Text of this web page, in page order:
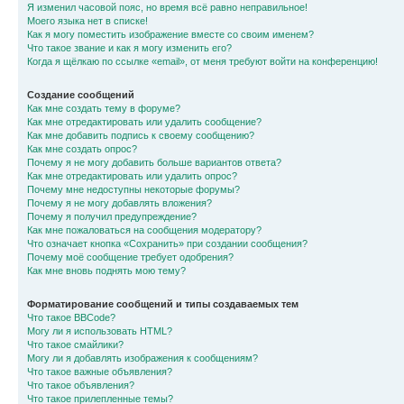
Я изменил часовой пояс, но время всё равно неправильное!
Моего языка нет в списке!
Как я могу поместить изображение вместе со своим именем?
Что такое звание и как я могу изменить его?
Когда я щёлкаю по ссылке «email», от меня требуют войти на конференцию!
Создание сообщений
Как мне создать тему в форуме?
Как мне отредактировать или удалить сообщение?
Как мне добавить подпись к своему сообщению?
Как мне создать опрос?
Почему я не могу добавить больше вариантов ответа?
Как мне отредактировать или удалить опрос?
Почему мне недоступны некоторые форумы?
Почему я не могу добавлять вложения?
Почему я получил предупреждение?
Как мне пожаловаться на сообщения модератору?
Что означает кнопка «Сохранить» при создании сообщения?
Почему моё сообщение требует одобрения?
Как мне вновь поднять мою тему?
Форматирование сообщений и типы создаваемых тем
Что такое BBCode?
Могу ли я использовать HTML?
Что такое смайлики?
Могу ли я добавлять изображения к сообщениям?
Что такое важные объявления?
Что такое объявления?
Что такое прилепленные темы?